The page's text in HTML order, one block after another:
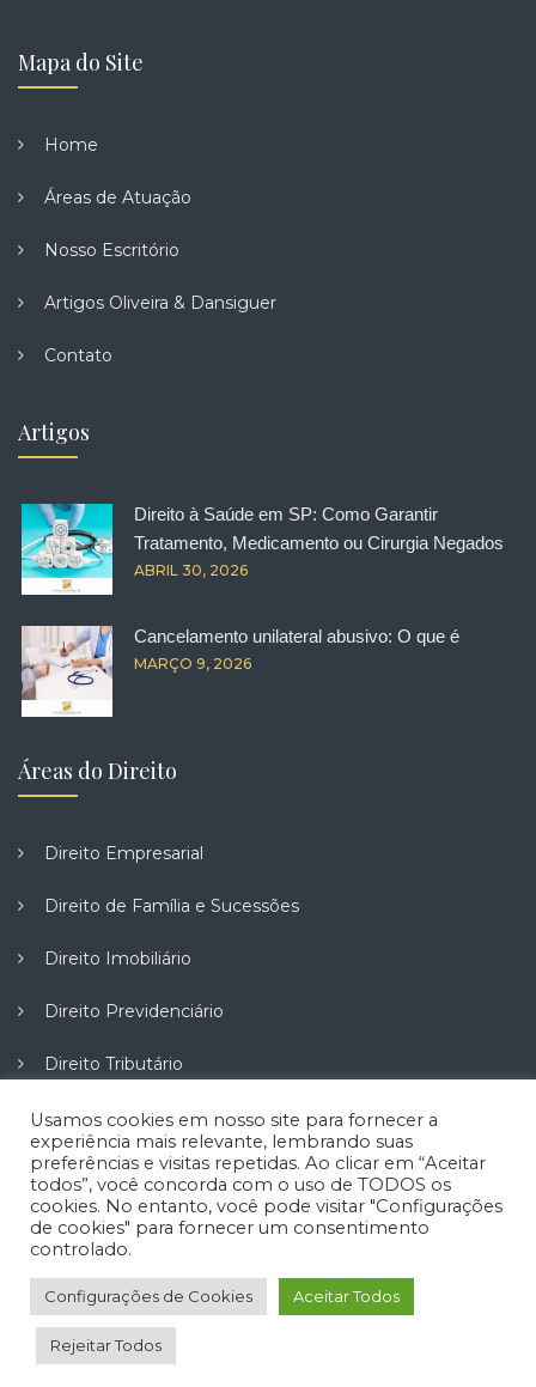
Mapa do Site
Home
Áreas de Atuação
Nosso Escritório
Artigos Oliveira & Dansiguer
Contato
Artigos
Direito à Saúde em SP: Como Garantir
Tratamento, Medicamento ou Cirurgia Negados
ABRIL 30, 2026
Cancelamento unilateral abusivo: O que é
MARÇO 9, 2026
Áreas do Direito
Direito Empresarial
Direito de Família e Sucessões
Direito Imobiliário
Direito Previdenciário
Direito Tributário
Direito do Trabalho
Direito do Consumidor
Copyright © 2026 Oliveira & Dansiguer. Todos os direitos
reservados.
Usamos cookies em nosso site para fornecer a
experiência mais relevante, lembrando suas
preferências e visitas repetidas. Ao clicar em “Aceitar
todos”, você concorda com o uso de TODOS os
cookies. No entanto, você pode visitar "Configurações
de cookies" para fornecer um consentimento
controlado.
Configurações de Cookies Aceitar Todos
Rejeitar Todos